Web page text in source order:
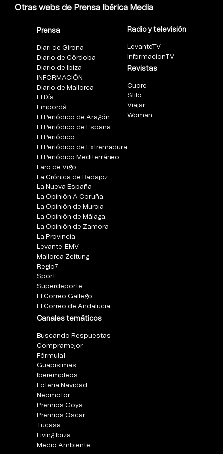
Otras webs de Prensa Ibérica Media
Prensa
Diari de Girona
Diario de Córdoba
Diario de Ibiza
INFORMACIÓN
Diario de Mallorca
El Día
Empordà
El Periódico de Aragón
El Periódico de España
El Periódico
El Periódico de Extremadura
El Periódico Mediterráneo
Faro de Vigo
La Crónica de Badajoz
La Nueva España
La Opinión A Coruña
La Opinión de Murcia
La Opinión de Málaga
La Opinión de Zamora
La Provincia
Levante-EMV
Mallorca Zeitung
Regio7
Sport
Superdeporte
El Correo Gallego
El Correo de Andalucia
Canales temáticos
Buscando Respuestas
Compramejor
Fórmula1
Guapisimas
Iberempleos
Loteria Navidad
Neomotor
Premios Goya
Premios Oscar
Tucasa
Living Ibiza
Medio Ambiente
Radio y televisión
LevanteTV
InformacionTV
Revistas
Cuore
Stilo
Viajar
Woman